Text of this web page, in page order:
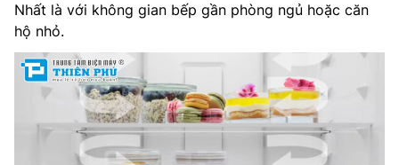
Nhất là với không gian bếp gần phòng ngủ hoặc căn
hộ nhỏ.